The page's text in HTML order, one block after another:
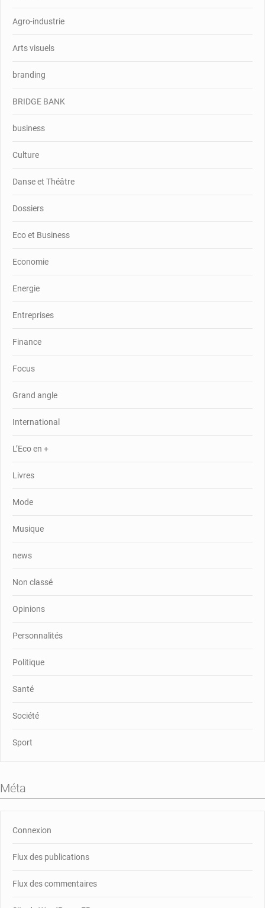
Agro-industrie
Arts visuels
branding
BRIDGE BANK
business
Culture
Danse et Théâtre
Dossiers
Eco et Business
Economie
Energie
Entreprises
Finance
Focus
Grand angle
International
L’Eco en +
Livres
Mode
Musique
news
Non classé
Opinions
Personnalités
Politique
Santé
Société
Sport
Méta
Connexion
Flux des publications
Flux des commentaires